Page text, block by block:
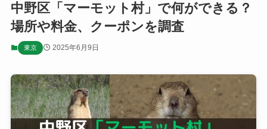
中野区「マーモット村」で何ができる？
場所や料金、クーポンを調査
東京 2025年6月9日